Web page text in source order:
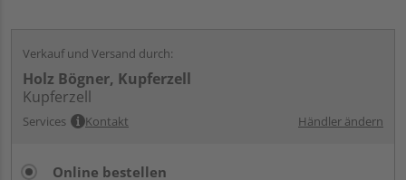
Verkauf und Versand durch:
Holz Bögner, Kupferzell
Kupferzell
Services Kontakt Händler ändern
Online bestellen